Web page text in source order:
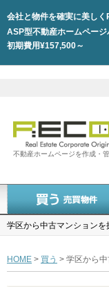
会社と物件を確実に美しく
ASP型不動産ホームペー
初期費用¥157,500～
不動産ホームページを作成・
学区から中古マンションを
HOME > 買う > 学区から